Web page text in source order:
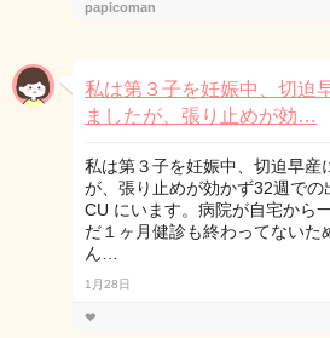
papicoman
私は第３子を妊娠中、切迫
ましたが、張り止めが効…
私は第３子を妊娠中、切迫早産
が、張り止めが効かず32週で
CU にいます。病院が自宅から
だ１ヶ月健診も終わってないた
ん…
1月28日
❤